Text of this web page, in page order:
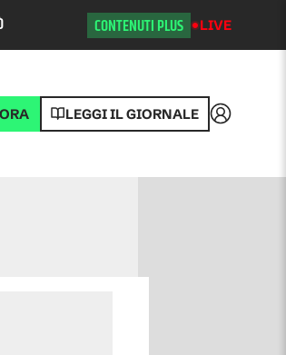
CONTENUTI PLUS LIVE
LEGGI IL GIORNALE Accedi